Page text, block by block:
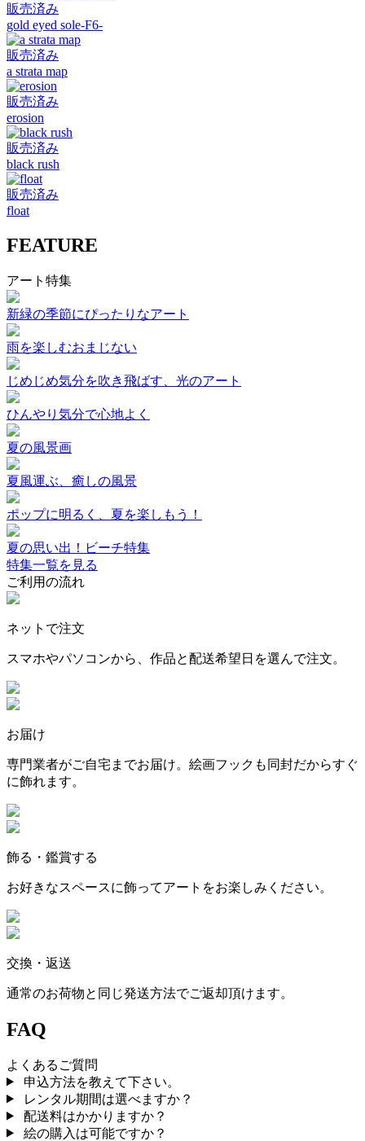
販売済み
gold eyed sole-F6-
販売済み
a strata map
販売済み
erosion
販売済み
black rush
販売済み
float
FEATURE
アート特集
新緑の季節にぴったりなアート
雨を楽しむおまじない
じめじめ気分を吹き飛ばす、光のアート
ひんやり気分で心地よく
夏の風景画
夏風運ぶ、癒しの風景
ポップに明るく、夏を楽しもう！
夏の思い出！ビーチ特集
特集一覧を見る
ご利用の流れ
ネットで注文
スマホやパソコンから、作品と配送希望日を選んで注文。
お届け
専門業者がご自宅までお届け。絵画フックも同封だからすぐ
に飾れます。
飾る・鑑賞する
お好きなスペースに飾ってアートをお楽しみください。
交換・返送
通常のお荷物と同じ発送方法でご返却頂けます。
FAQ
よくあるご質問
申込方法を教えて下さい。
レンタル期間は選べますか？
配送料はかかりますか？
絵の購入は可能ですか？